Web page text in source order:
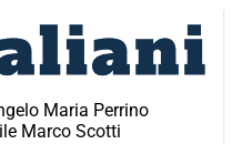
Maria Perrino
Marco Scotti